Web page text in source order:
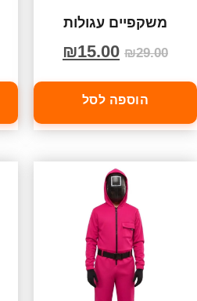
משקפיים עגולות
₪29.00
₪15.00
הוספה לסל